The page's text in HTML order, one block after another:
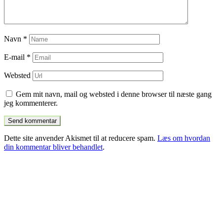
Navn *
E-mail *
Websted
Gem mit navn, mail og websted i denne browser til næste gang
jeg kommenterer.
Dette site anvender Akismet til at reducere spam. Læs om hvordan
din kommentar bliver behandlet.